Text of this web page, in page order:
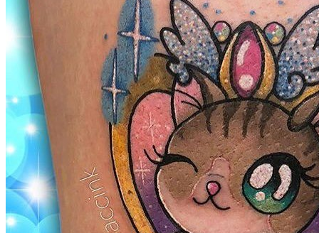
武汉老兵纹身微信
： 服务号：laobingwenshen 订阅号：laobing66666 打造国
文资讯！精美纹身图案及手稿 纹身作品 一站搞定！回复相
问千万素材的微官网，中国最强最全纹身图案尽在其中！